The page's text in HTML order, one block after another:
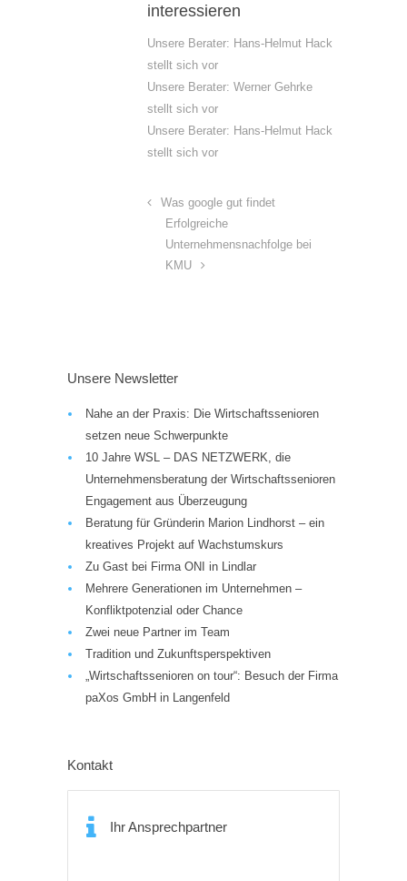
interessieren
Unsere Berater: Hans-Helmut Hack
stellt sich vor
Unsere Berater: Werner Gehrke
stellt sich vor
Unsere Berater: Hans-Helmut Hack
stellt sich vor
Was google gut findet
Erfolgreiche
Unternehmensnachfolge bei
KMU
Unsere Newsletter
Nahe an der Praxis: Die Wirtschaftssenioren
setzen neue Schwerpunkte
10 Jahre WSL – DAS NETZWERK, die
Unternehmensberatung der Wirtschaftssenioren
Engagement aus Überzeugung
Beratung für Gründerin Marion Lindhorst – ein
kreatives Projekt auf Wachstumskurs
Zu Gast bei Firma ONI in Lindlar
Mehrere Generationen im Unternehmen –
Konfliktpotenzial oder Chance
Zwei neue Partner im Team
Tradition und Zukunftsperspektiven
„Wirtschaftssenioren on tour“: Besuch der Firma
paXos GmbH in Langenfeld
Kontakt
Ihr Ansprechpartner